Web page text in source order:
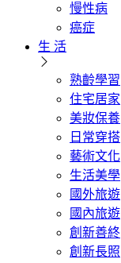
慢性病
癌症
生 活
熟齡學習
住宅居家
美妝保養
日常穿搭
藝術文化
生活美學
國外旅遊
國內旅遊
創新善終
創新長照